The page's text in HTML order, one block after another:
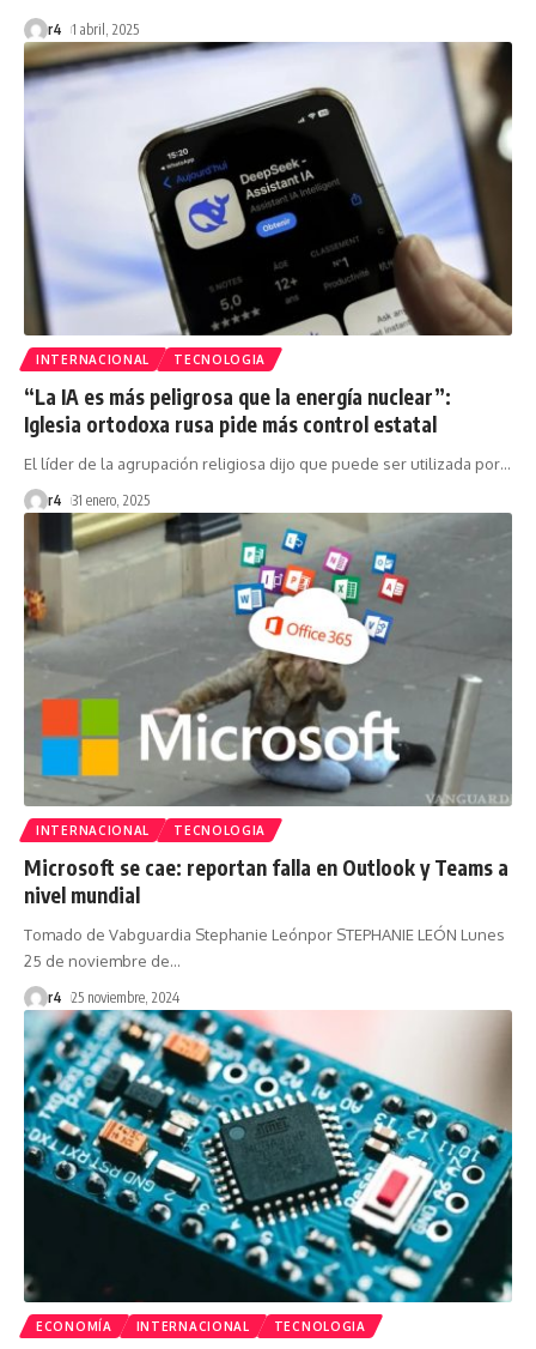
r4 1 abril, 2025
INTERNACIONAL TECNOLOGIA
“La IA es más peligrosa que la energía nuclear”:
Iglesia ortodoxa rusa pide más control estatal
El líder de la agrupación religiosa dijo que puede ser utilizada por…
r4 31 enero, 2025
INTERNACIONAL TECNOLOGIA
Microsoft se cae: reportan falla en Outlook y Teams a
nivel mundial
Tomado de Vabguardia Stephanie Leónpor STEPHANIE LEÓN Lunes
25 de noviembre de…
r4 25 noviembre, 2024
ECONOMÍA INTERNACIONAL TECNOLOGIA